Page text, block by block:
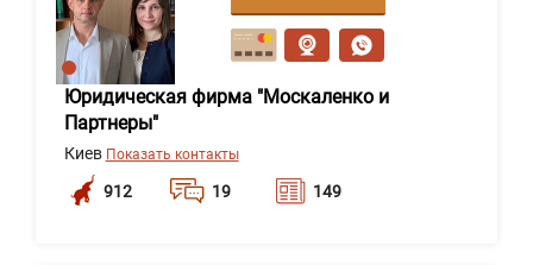
Юридическая фирма "Москаленко и
Партнеры"
Киев Показать контакты
912 19 149
сообщение